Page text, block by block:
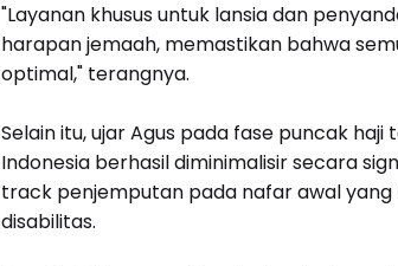
"Layanan khusus untuk lansia dan
harapan jemaah, memastikan bahwa
optimal," terangnya.
Selain itu, ujar Agus pada fase puncak
Indonesia berhasil diminimalisir secara
track penjemputan pada nafar awal
disabilitas.